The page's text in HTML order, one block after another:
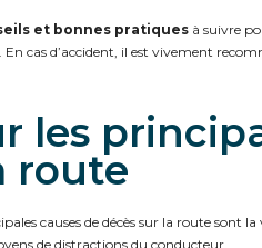
et bonnes pratiques à suivre
En cas d’accident, il est vivement
les
route
causes de décès sur la route sont
de distractions du conducteur.